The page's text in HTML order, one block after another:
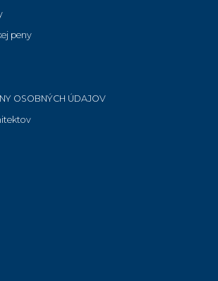
peny
OSOBNÝCH ÚDAJOV